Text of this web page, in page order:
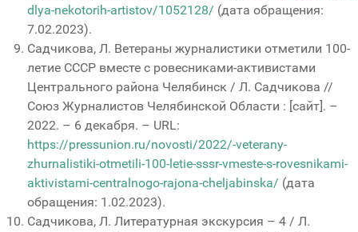
dlya-nekotorih-artistov/1052128/ (дата обращения:
7.02.2023).
Садчикова, Л. Ветераны журналистики отметили 100-
летие СССР вместе с ровесниками-активистами
Центрального района Челябинск / Л. Садчикова //
Союз Журналистов Челябинской Области : [сайт]. –
2022. – 6 декабря. – URL:
https://pressunion.ru/novosti/2022/-veterany-
zhurnalistiki-otmetili-100-letie-sssr-vmeste-s-rovesnikami-
aktivistami-centralnogo-rajona-cheljabinska/ (дата
обращения: 1.02.2023).
Садчикова, Л. Литературная экскурсия – 4 / Л.